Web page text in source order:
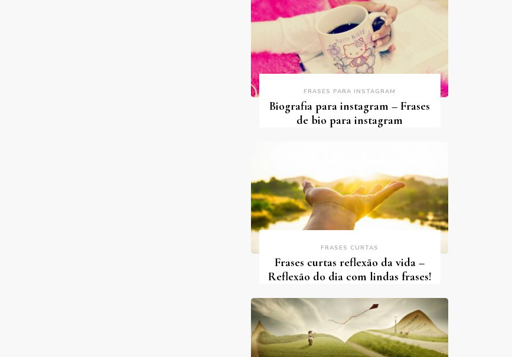
FRASES PARA INSTAGRAM
Biografia para instagram – Frases
de bio para instagram
FRASES CURTAS
Frases curtas reflexão da vida –
Reflexão do dia com lindas frases!